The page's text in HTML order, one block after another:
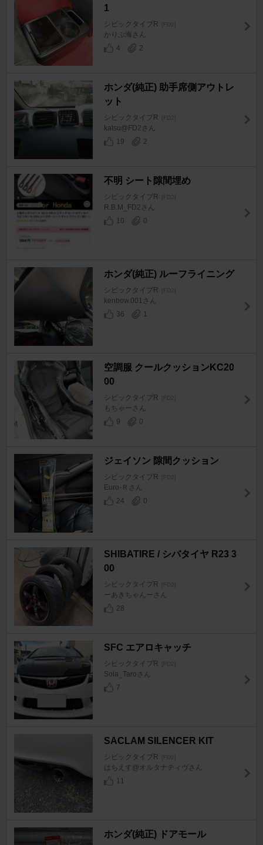
1
シビックタイプR [FD2]
かりぶ海さん
4
2
ホンダ(純正) 助手席側アウトレ
ット
シビックタイプR [FD2]
katsu@FD2さん
19
2
不明 シート隙間埋め
シビックタイプR [FD2]
R.B.M_FD2さん
10
0
ホンダ(純正) ルーフライニング
シビックタイプR [FD2]
kenbow.001さん
36
1
空調服 クールクッションKC20
00
シビックタイプR [FD2]
もちゃーさん
9
0
ジェイソン 隙間クッション
シビックタイプR [FD2]
Euro-Ｒさん
24
0
SHIBATIRE / シバタイヤ R23 3
00
シビックタイプR [FD2]
ーあきちゃんーさん
28
SFC エアロキャッチ
シビックタイプR [FD2]
Sola_Taroさん
7
SACLAM SILENCER KIT
シビックタイプR [FD2]
はちえす@オルタナティヴさん
11
ホンダ(純正) ドアモール